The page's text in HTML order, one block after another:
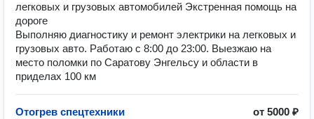
легковых и грузовых автомобилей Экстренная помощь на
дороге
Выполняю диагностику и ремонт электрики на легковых и
грузовых авто. Работаю с 8:00 до 23:00. Выезжаю на
место поломки по Саратову Энгельсу и области в
приделах 100 км
Отогрев спецтехники от 5000 ₽